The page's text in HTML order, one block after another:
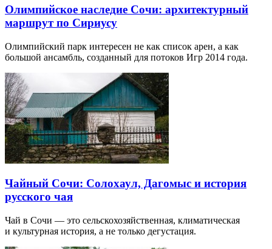
Олимпийское наследие Сочи: архитектурный
маршрут по Сириусу
Олимпийский парк интересен не как список арен, а как
большой ансамбль, созданный для потоков Игр 2014 года.
Чайный Сочи: Солохаул, Дагомыс и история
русского чая
Чай в Сочи — это сельскохозяйственная, климатическая
и культурная история, а не только дегустация.